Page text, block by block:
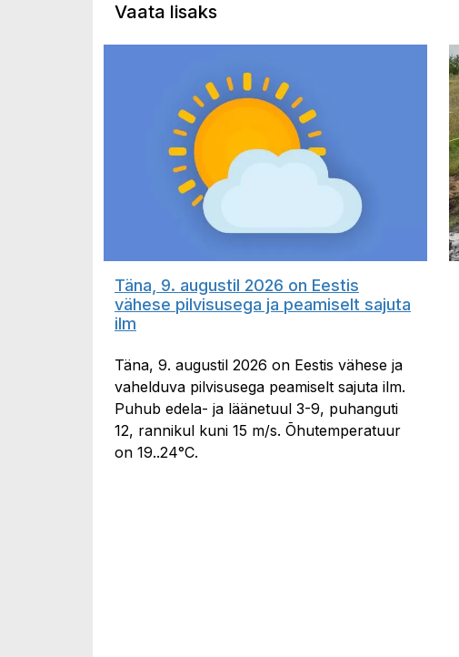
Vaata lisaks
Täna, 9. augustil 2026 on Eestis
vähese pilvisusega ja peamiselt sajuta
ilm
Täna, 9. augustil 2026 on Eestis vähese ja
vahelduva pilvisusega peamiselt sajuta ilm.
Puhub edela- ja läänetuul 3-9, puhanguti
12, rannikul kuni 15 m/s. Õhutemperatuur
on 19..24°C.